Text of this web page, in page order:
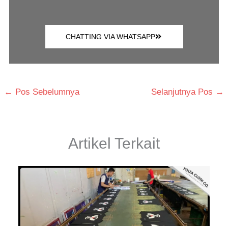
CHATTING VIA WHATSAPP
← Pos Sebelumnya Selanjutnya Pos →
Artikel Terkait